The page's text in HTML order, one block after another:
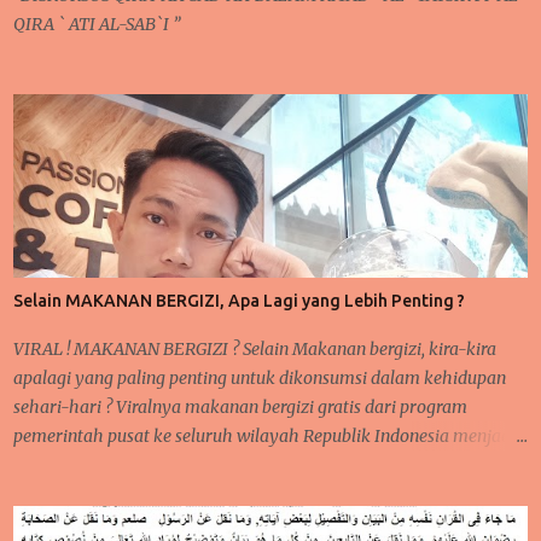
QIRA ` ATI AL-SAB`I ”
Selain MAKANAN BERGIZI, Apa Lagi yang Lebih Penting ?
VIRAL ! MAKANAN BERGIZI ? Selain Makanan bergizi, kira-kira
apalagi yang paling penting untuk dikonsumsi dalam kehidupan
sehari-hari ? Viralnya makanan bergizi gratis dari program
pemerintah pusat ke seluruh wilayah Republik Indonesia menjadi
warga. meski hingga saat ini, masih ada beberapa sekolah yang